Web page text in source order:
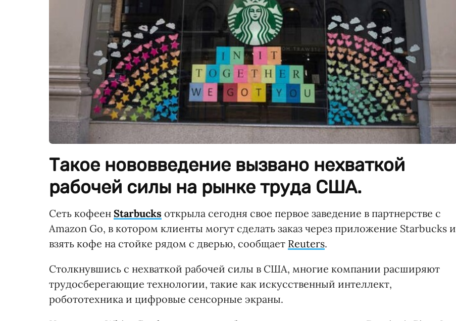
Такое нововведение вызвано нехваткой
рабочей силы на рынке труда США.
Сеть кофеен Starbucks открыла сегодня свое первое заведение в партнерстве с
Amazon Go, в котором клиенты могут сделать заказ через приложение Starbucks и
взять кофе на стойке рядом с дверью, сообщает Reuters.
Столкнувшись с нехваткой рабочей силы в США, многие компании расширяют
трудосберегающие технологии, такие как искусственный интеллект,
робототехника и цифровые сенсорные экраны.